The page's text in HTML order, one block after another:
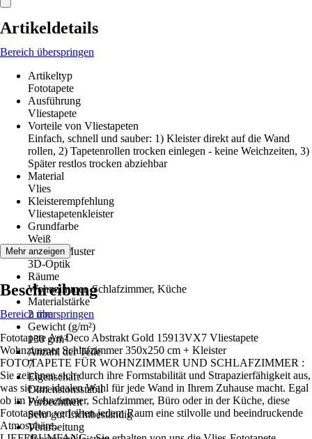
Artikeldetails
Bereich überspringen
Artikeltyp
Fototapete
Ausführung
Vliestapete
Vorteile von Vliestapeten
Einfach, schnell und sauber: 1) Kleister direkt auf die Wand
rollen, 2) Tapetenrollen trocken einlegen - keine Weichzeiten, 3)
Später restlos trocken abziehbar
Material
Vlies
Kleisterempfehlung
Vliestapetenkleister
Grundfarbe
Weiß
Dekor / Muster
3D-Optik
Räume
Wohnzimmer, Schlafzimmer, Küche
Materialstärke
2 mm
Gewicht (g/m²)
130 g/m²
Anzahl der Teile
7
Eigenschaft
Dimensionsstabil
Farbechtheit
Sehr gut Lichtbeständig
Verarbeitung
Mehr anzeigen
Beschreibung
Bereich überspringen
Fototapete Art Deco Abstrakt Gold 15913VX7 Vliestapete
Wohnzimmer Schlafzimmer 350x250 cm + Kleister
FOTOTAPETE FÜR WOHNZIMMER UND SCHLAFZIMMER :
Sie zeichnen sich durch ihre Formstabilität und Strapazierfähigkeit aus,
was sie zur idealen Wahl für jede Wand in Ihrem Zuhause macht. Egal
ob im Wohnzimmer, Schlafzimmer, Büro oder in der Küche, diese
Fototapeten verleihen jedem Raum eine stilvolle und beeindruckende
Atmosphäre..